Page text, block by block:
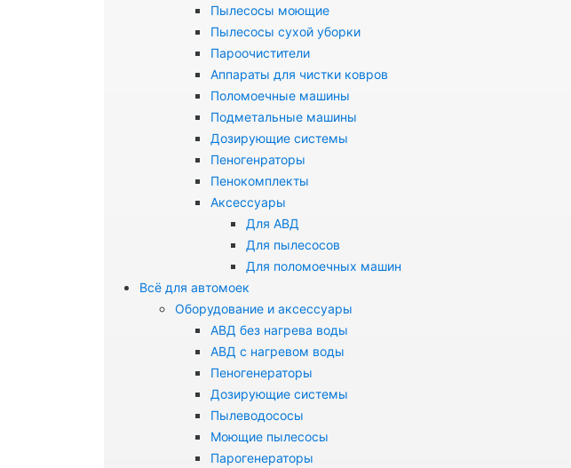
Пылесосы моющие
Пылесосы сухой уборки
Пароочистители
Аппараты для чистки ковров
Поломоечные машины
Подметальные машины
Дозирующие системы
Пеногенраторы
Пенокомплекты
Аксессуары
Для АВД
Для пылесосов
Для поломоечных машин
Всё для автомоек
Оборудование и аксессуары
АВД без нагрева воды
АВД с нагревом воды
Пеногенераторы
Дозирующие системы
Пылеводососы
Моющие пылесосы
Парогенераторы